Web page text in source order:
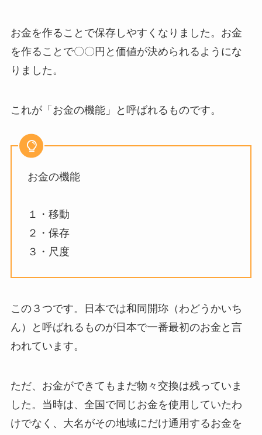
お金を作ることで保存しやすくなりました。お金
を作ることで〇〇円と価値が決められるようにな
りました。
これが「お金の機能」と呼ばれるものです。
お金の機能
１・移動
２・保存
３・尺度
この３つです。日本では和同開珎（わどうかいち
ん）と呼ばれるものが日本で一番最初のお金と言
われています。
ただ、お金ができてもまだ物々交換は残っていま
した。当時は、全国で同じお金を使用していたわ
けでなく、大名がその地域にだけ通用するお金を